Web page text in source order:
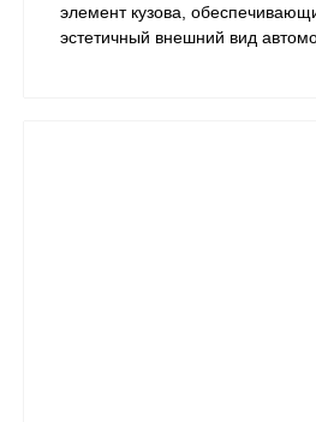
элемент кузова,
эстетичный внешний вид